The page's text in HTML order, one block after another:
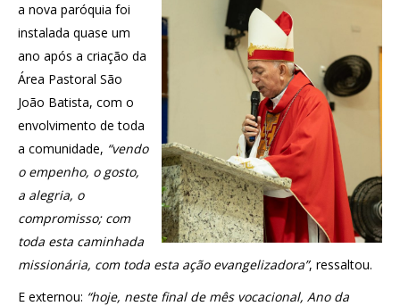
a nova paróquia foi
instalada quase um
ano após a criação da
Área Pastoral São
João Batista, com o
envolvimento de toda
a comunidade, “vendo
o empenho, o gosto,
a alegria, o
compromisso; com
toda esta caminhada
missionária, com toda esta ação evangelizadora”, ressaltou.
E externou: “hoje, neste final de mês vocacional, Ano da